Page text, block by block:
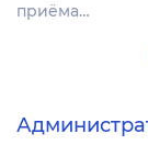
приёма…